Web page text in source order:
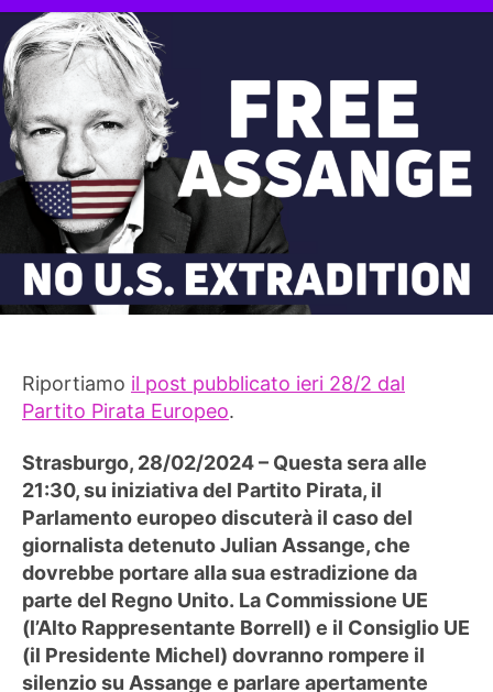
Riportiamo il post pubblicato ieri 28/2 dal
Partito Pirata Europeo.
Strasburgo, 28/02/2024 – Questa sera alle
21:30, su iniziativa del Partito Pirata, il
Parlamento europeo discuterà il caso del
giornalista detenuto Julian Assange, che
dovrebbe portare alla sua estradizione da
parte del Regno Unito. La Commissione UE
(l’Alto Rappresentante Borrell) e il Consiglio UE
(il Presidente Michel) dovranno rompere il
silenzio su Assange e parlare apertamente